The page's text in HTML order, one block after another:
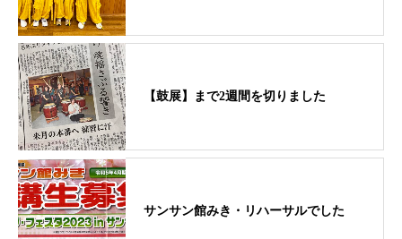
【鼓展】まで2週間を切りました
サンサン館みき・リハーサルでした